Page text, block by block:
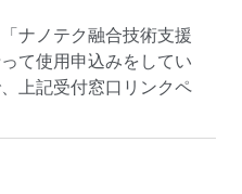
ナノテク融合技術支援
て使用申込みをしてい
上記受付窓口リンクペ